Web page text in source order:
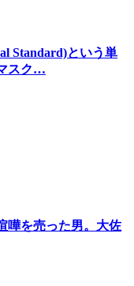
Standard)という単
スク…
嘩を売った男。大佐